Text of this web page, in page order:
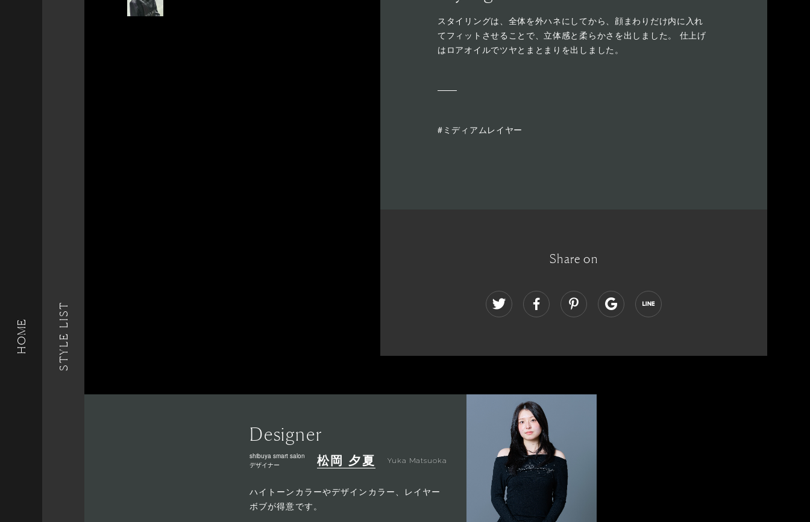
HOME STYLE LIST
スタイリングは、全体を外ハネにしてから、顔まわりだけ内に入れ
てフィットさせることで、立体感と柔らかさを出しました。 仕上げ
はロアオイルでツヤとまとまりを出しました。
#ミディアムレイヤー
Share on
Designer
shibuya smart salon
デザイナー
松岡 夕夏 Yuka Matsuoka
ハイトーンカラーやデザインカラー、レイヤー
ボブが得意です。